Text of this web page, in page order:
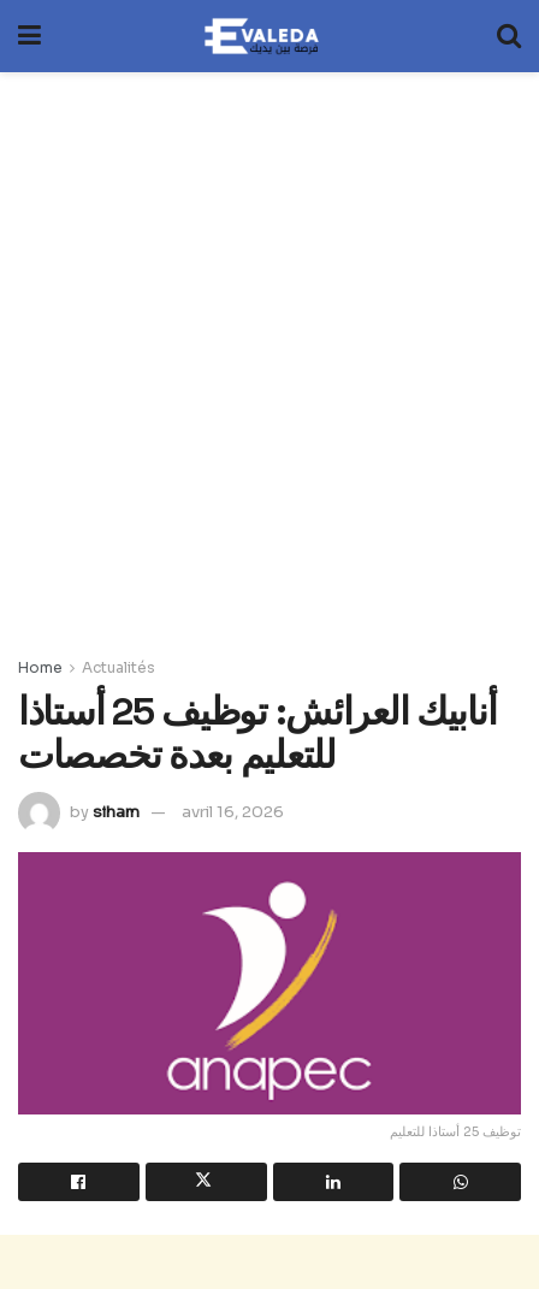
Home Actualités
أنابيك العرائش: توظيف 25 أستاذا
للتعليم بعدة تخصصات
bysiham avril 16, 2026
توظيف 25 أستاذا للتعليم